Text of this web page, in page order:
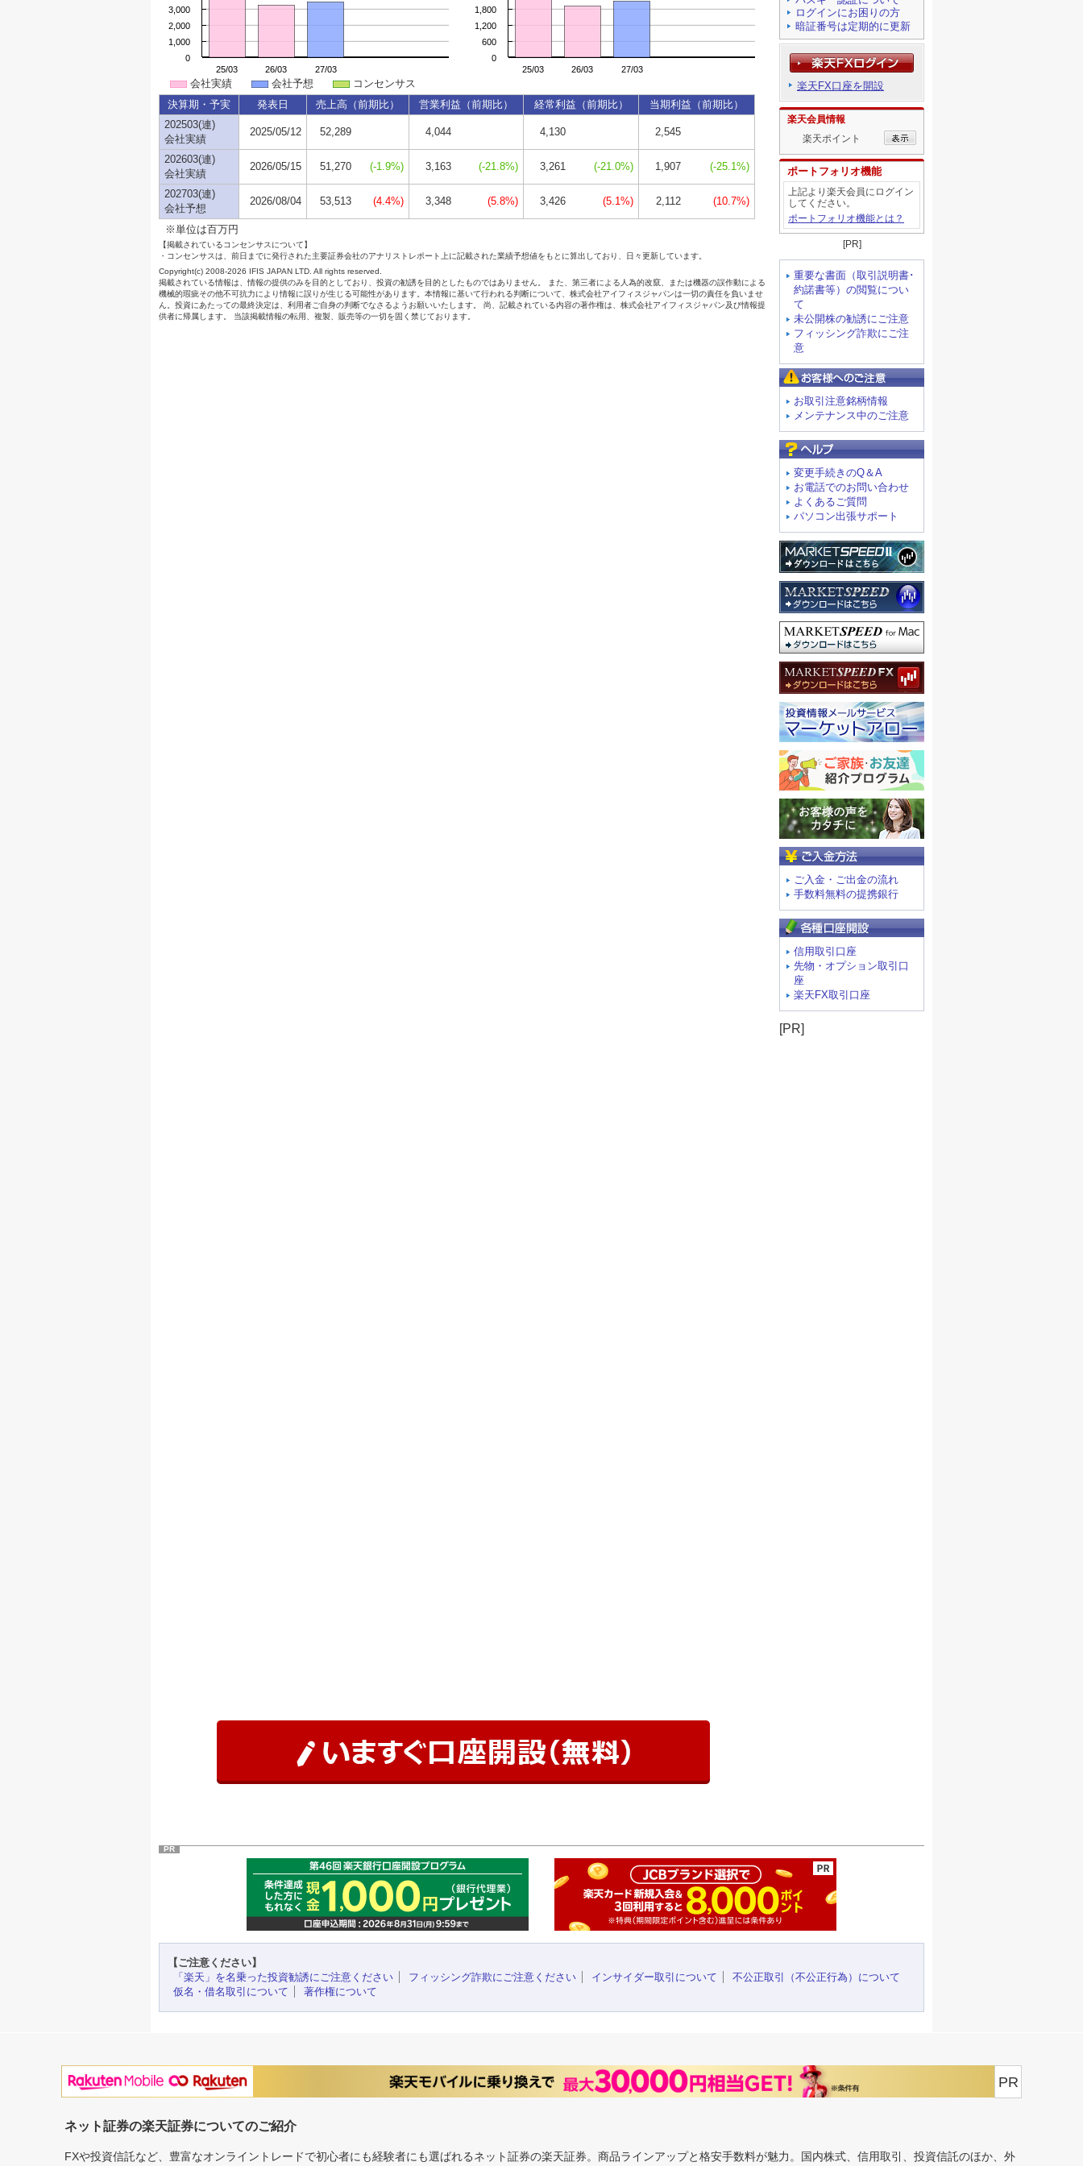
ログインにお困りの方
暗証番号は定期的に更新
楽天FX口座を開設
楽天会員情報
楽天ポイント
ポートフォリオ機能
上記より楽天会員にログイン
してください。
ポートフォリオ機能とは？
[PR]
重要な書面（取引説明書･
約諾書等）の閲覧につい
て
未公開株の勧誘にご注意
フィッシング詐欺にご注
意
お取引注意銘柄情報
メンテナンス中のご注意
変更手続きのQ＆A
お電話でのお問い合わせ
よくあるご質問
パソコン出張サポート
ご入金・ご出金の流れ
手数料無料の提携銀行
信用取引口座
先物・オプション取引口
座
楽天FX取引口座
[PR]
PR
【ご注意ください】
「楽天」を名乗った投資勧誘にご注意ください
フィッシング詐欺にご注意ください インサイダー取引について
不公正取引（不公正行為）について
仮名・借名取引について
著作権について
PR
ネット証券の楽天証券についてのご紹介
FXや投資信託など、豊富なオンライントレードで初心者にも経験者にも選ばれるネット証券の楽天証券。商品ラインアップと格安手数料が魅力。国内株式、信用取引、投資信託のほか、外